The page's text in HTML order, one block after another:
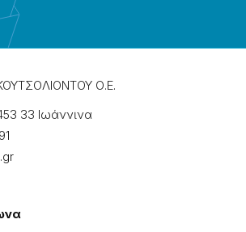
ΚΟΥΤΣΟΛΙΟΝΤΟΥ Ο.Ε.
33 Ιωάννɩνα